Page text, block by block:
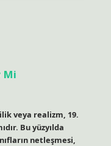
Mi
veya realizm, 19.
Bu yüzyılda
netleşmesi,